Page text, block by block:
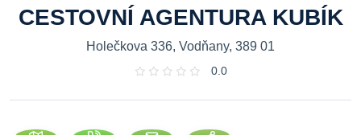
CESTOVNÍ AGENTURA KUBÍK
Holečkova 336, Vodňany, 389 01
0.0